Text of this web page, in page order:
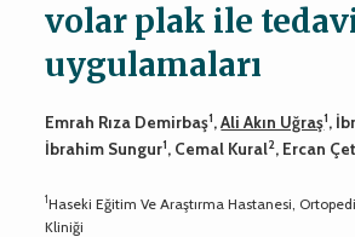
volar plak ile
uygulamaları
Emrah Rıza Demirbaş1,Ali Akın Uğraş1,
İbrahim Sungur1, Cemal Kural2, Ercan
1Haseki Eğitim Ve Araştırma Hastanesi,
Kliniği